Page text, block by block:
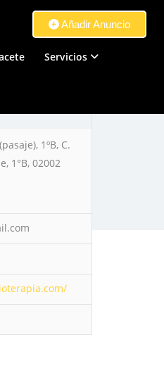
Añadir Anuncio
Servicios
1ºB, C.
1°B, 02002